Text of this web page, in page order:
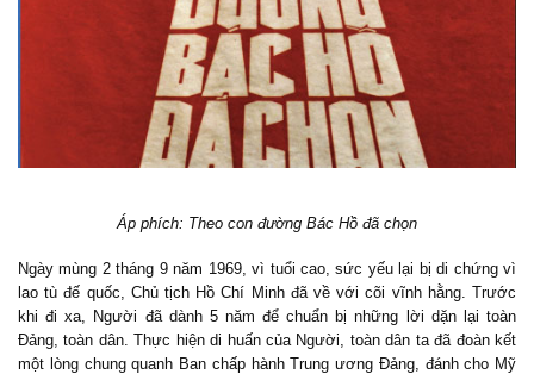
Áp phích: Theo con đường Bác Hồ đã chọn
Ngày mùng 2 tháng 9 năm 1969, vì tuổi cao, sức yếu lại bị di chứng vì
lao tù đế quốc, Chủ tịch Hồ Chí Minh đã về với cõi vĩnh hằng. Trước
khi đi xa, Người đã dành 5 năm để chuẩn bị những lời dặn lại toàn
Đảng, toàn dân. Thực hiện di huấn của Người, toàn dân ta đã đoàn kết
một lòng chung quanh Ban chấp hành Trung ương Đảng, đánh cho Mỹ